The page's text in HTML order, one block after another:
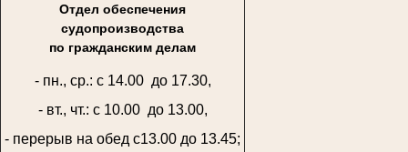
Отдел обеспечения
судопроизводства
по гражданским делам
- пн., ср.: с 14.00 до 17.30,
- вт., чт.: с 10.00 до 13.00,
- перерыв на обед с13.00 до 13.45;